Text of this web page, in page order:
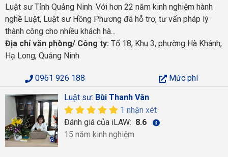
Luật sư Tỉnh Quảng Ninh. Với hơn 22 năm kinh nghiệm hành
nghề Luật, Luật sư Hồng Phương đã hỗ trợ, tư vấn pháp lý
thành công cho nhiều khách hà...
Địa chỉ văn phòng/ Công ty: Tổ 18, Khu 3, phường Hà Khánh,
Hạ Long, Quảng Ninh
0961 926 188
Mức phí
Luật sư: Bùi Thanh Vân
1 nhận xét
Đánh giá của iLAW: 8.6
15 năm kinh nghiệm